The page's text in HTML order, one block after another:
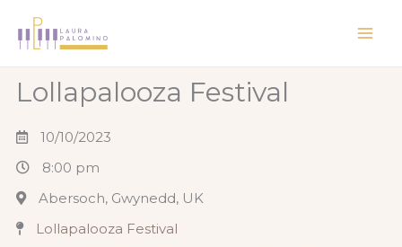
contenido
Lollapalooza Festival
10/10/2023
8:00 pm
Abersoch, Gwynedd, UK
Lollapalooza Festival